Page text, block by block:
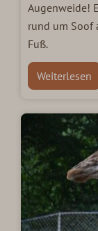
Augenweide!
rund um Soof
Fuß.
Weiterlesen